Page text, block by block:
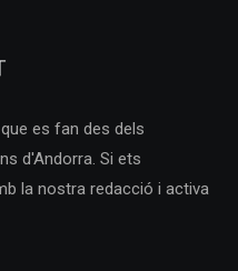
es fan des dels
d'Andorra. Si ets
la nostra redacció i activa